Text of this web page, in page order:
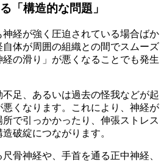
「構造的な問題」
経が強く圧迫されている場合ばか
自体が周囲の組織との間でスムーズ
の滑り」が悪くなることでも発生
足、あるいは過去の怪我などが起
くなります。これにより、神経が
で引っかかったり、伸張ストレス
破綻につながります。
骨神経や、手首を通る正中神経、